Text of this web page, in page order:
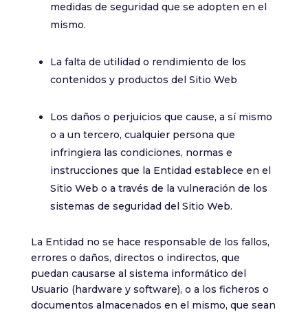
medidas de seguridad que se adopten en el
mismo.
La falta de utilidad o rendimiento de los
contenidos y productos del Sitio Web
Los daños o perjuicios que cause, a sí mismo
o a un tercero, cualquier persona que
infringiera las condiciones, normas e
instrucciones que la Entidad establece en el
Sitio Web o a través de la vulneración de los
sistemas de seguridad del Sitio Web.
La Entidad no se hace responsable de los fallos,
errores o daños, directos o indirectos, que
puedan causarse al sistema informático del
Usuario (hardware y software), o a los ficheros o
documentos almacenados en el mismo, que sean